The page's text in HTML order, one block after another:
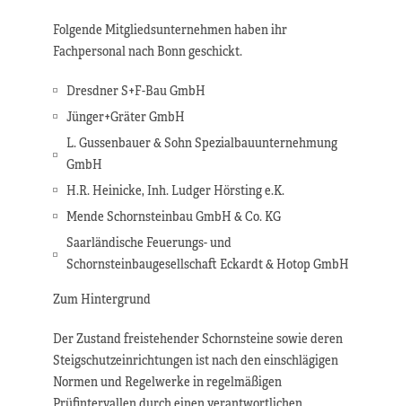
Folgende Mitgliedsunternehmen haben ihr
Fachpersonal nach Bonn geschickt.
Dresdner S+F-Bau GmbH
Jünger+Gräter GmbH
L. Gussenbauer & Sohn Spezialbauunternehmung
GmbH
H.R. Heinicke, Inh. Ludger Hörsting e.K.
Mende Schornsteinbau GmbH & Co. KG
Saarländische Feuerungs- und
Schornsteinbaugesellschaft Eckardt & Hotop GmbH
Zum Hintergrund
Der Zustand freistehender Schornsteine sowie deren
Steigschutzeinrichtungen ist nach den einschlägigen
Normen und Regelwerke in regelmäßigen